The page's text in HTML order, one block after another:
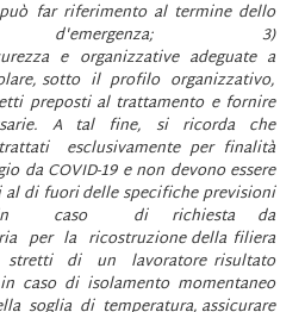
far riferimento al termine dello
3)
e organizzative adeguate a
sotto il profilo organizzativo,
preposti al trattamento e fornire
A tal fine, si ricorda che
esclusivamente per finalità
da COVID-19 e non devono essere
di fuori delle specifiche previsioni
caso di richiesta da
per la ricostruzione della filiera
stretti di un lavoratore risultato
caso di isolamento momentaneo